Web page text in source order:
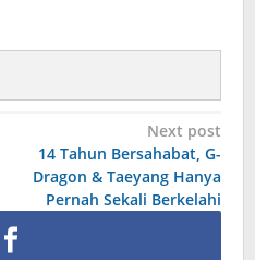
Next post
14 Tahun Bersahabat, G-
Dragon & Taeyang Hanya
Pernah Sekali Berkelahi